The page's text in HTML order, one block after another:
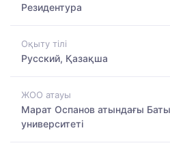
Резидентура
Оқыту тілі
Русский, Қазақша
ЖОО атауы
Марат Оспанов атындағы
университеті